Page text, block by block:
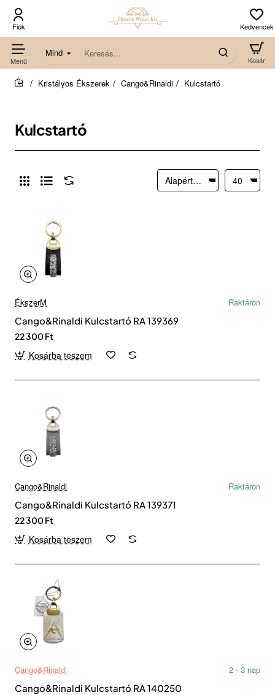
Mind
Keresés...
Kristályos Ékszerek Cango&Rinaldi Kulcstartó
Kulcstartó
ÉkszerM
Raktáron
Cango&Rinaldi Kulcstartó RA 139369
22 300 Ft
Kosárba teszem
Cango&Rinaldi
Raktáron
Cango&Rinaldi Kulcstartó RA 139371
22 300 Ft
Kosárba teszem
Cango&Rinaldi
2 - 3 nap
Cango&Rinaldi Kulcstartó RA 140250